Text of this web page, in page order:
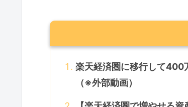
楽天経済圏に移行して400
（※外部動画）